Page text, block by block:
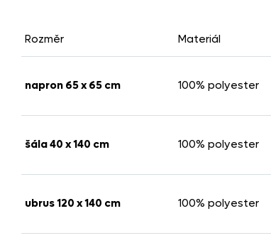
Rozměr Materiál
napron 65 x 65 cm 100% polyester
šála 40 x 140 cm 100% polyester
ubrus 120 x 140 cm 100% polyester